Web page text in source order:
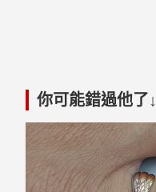
你可能錯過他了↓